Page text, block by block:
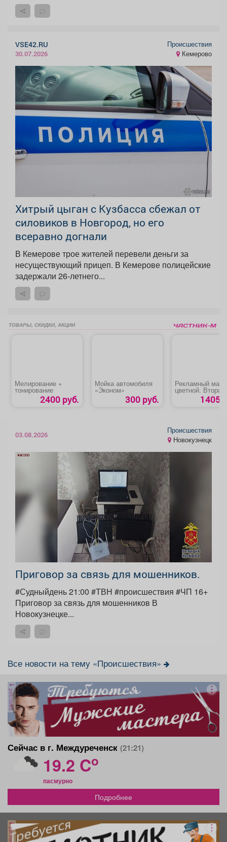
VSE42.RU
30.07.2026
Происшествия
Кемерово
Хитрый цыган с Кузбасса сбежал от
силовиков в Новгород, но его
всеравно догнали
В Кемерове трое жителей перевели деньги за
несуществующий прицеп. В Кемерове полицейские
задержали 26-летнего...
ТОВАРЫ, СКИДКИ, АКЦИИ
Мелирование +
тонирование
2400 руб.
Мойка автомобиля
«Эконом»
300 руб.
Рекламный
цветной. Вторая
полоса. 1405
03.08.2026
Происшествия
Новокузнецк
Приговор за связь для мошенников.
#Судныйдень 21:00 #ТВН #происшествия #ЧП 16+
Приговор за связь для мошенников В
Новокузнецке...
Все новости на тему «Происшествия»
реклама
Сейчас в г. Междуреченск (21:21)
19.2 Co
пасмурно
Подробнее
реклама